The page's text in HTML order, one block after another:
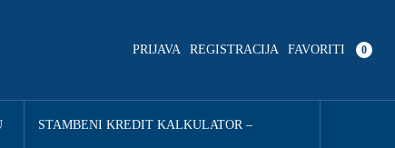
PRIJAVA REGISTRACIJA FAVORITI 0
STAMBENI KREDIT KALKULATOR – IZRAČUNAJ